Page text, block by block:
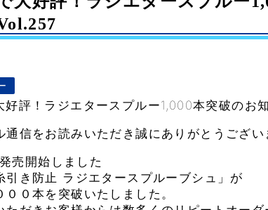
評！ラジエタースプルー1,000本突破のお
通信をお読みいただき誠にありがとうござい
売開始しました
引き防止 ラジエタースプルーブシュ」が
０本を突破いたしました。